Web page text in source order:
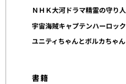
ＮＨＫ大河ドラマ精霊の守り人
宇宙海賊キャプテンハーロック
ユニティちゃんとボルカちゃん
書籍